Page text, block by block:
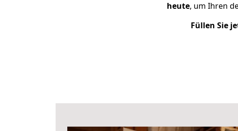
heute, um Ihren
Füllen Sie